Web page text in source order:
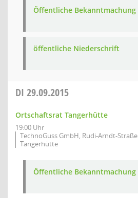
Öffentliche Bekanntmachung
öffentliche Niederschrift
DI 29.09.2015
Ortschaftsrat Tangerhütte
19:00 Uhr
TechnoGuss GmbH, Rudi-Arndt-
Tangerhütte
Öffentliche Bekanntmachung